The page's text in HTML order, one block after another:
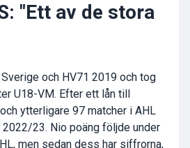
"Ett av de stora
och HV71 2019 och tog
U18-VM. Efter ett lån till
ytterligare 97 matcher i AHL
23. Nio poäng följde under
men sedan dess har siffrorna,